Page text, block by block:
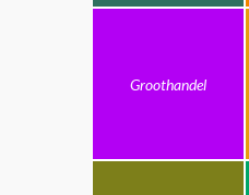
Groothandel